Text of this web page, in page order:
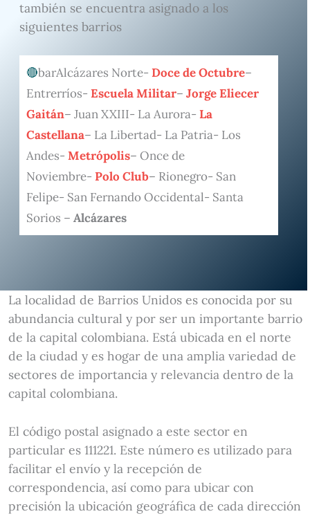
también se encuentra asignado a los
siguientes barrios
barAlcázares Norte- Doce de Octubre–
Entrerríos- Escuela Militar– Jorge Eliecer
Gaitán– Juan XXIII- La Aurora- La
Castellana– La Libertad- La Patria- Los
Andes- Metrópolis– Once de
Noviembre- Polo Club– Rionegro- San
Felipe- San Fernando Occidental- Santa
Sorios – Alcázares
La localidad de Barrios Unidos es conocida por su
abundancia cultural y por ser un importante barrio
de la capital colombiana. Está ubicada en el norte
de la ciudad y es hogar de una amplia variedad de
sectores de importancia y relevancia dentro de la
capital colombiana.
El código postal asignado a este sector en
particular es 111221. Este número es utilizado para
facilitar el envío y la recepción de
correspondencia, así como para ubicar con
precisión la ubicación geográfica de cada dirección